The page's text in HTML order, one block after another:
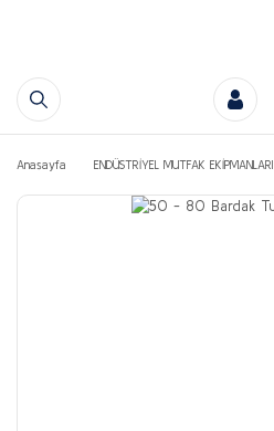
Anasayfa ENDÜSTRİYEL MUTFAK EKİPMANLARI